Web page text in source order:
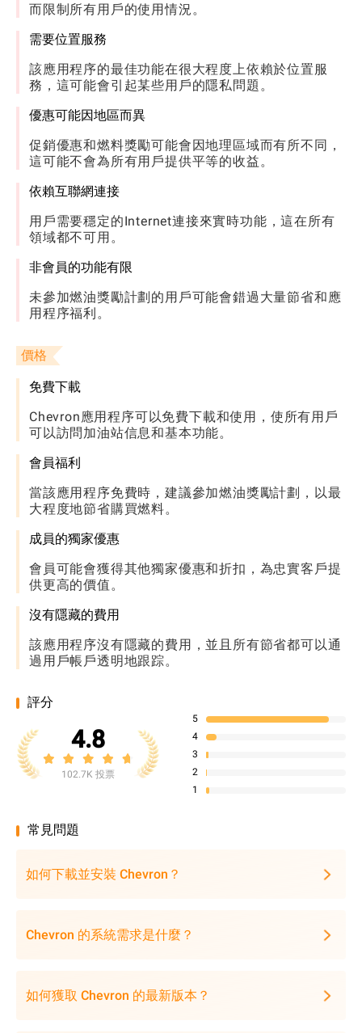
而限制所有用戶的使用情況。
需要位置服務
該應用程序的最佳功能在很大程度上依賴於位置服
務，這可能會引起某些用戶的隱私問題。
優惠可能因地區而異
促銷優惠和燃料獎勵可能會因地理區域而有所不同，
這可能不會為所有用戶提供平等的收益。
依賴互聯網連接
用戶需要穩定的Internet連接來實時功能，這在所有
領域都不可用。
非會員的功能有限
未參加燃油獎勵計劃的用戶可能會錯過大量節省和應
用程序福利。
價格
免費下載
Chevron應用程序可以免費下載和使用，使所有用戶
可以訪問加油站信息和基本功能。
會員福利
當該應用程序免費時，建議參加燃油獎勵計劃，以最
大程度地節省購買燃料。
成員的獨家優惠
會員可能會獲得其他獨家優惠和折扣，為忠實客戶提
供更高的價值。
沒有隱藏的費用
該應用程序沒有隱藏的費用，並且所有節省都可以通
過用戶帳戶透明地跟踪。
評分
4.8
102.7K 投票
5
4
3
2
1
常見問題
如何下載並安裝 Chevron？
Chevron 的系統需求是什麼？
如何獲取 Chevron 的最新版本？